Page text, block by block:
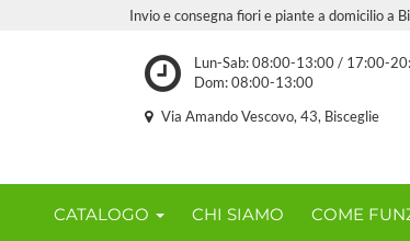
Invio e consegna fiori e piante a domicilio a
Lun-Sab: 08:00-13:00 / 17:00-
Dom: 08:00-13:00
Via Amando Vescovo, 43, Bisceglie
CATALOGO CHI SIAMO COME